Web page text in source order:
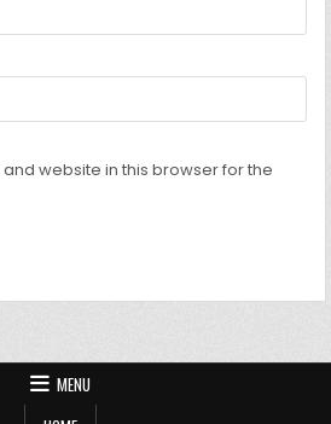
website in this browser for the
MENU